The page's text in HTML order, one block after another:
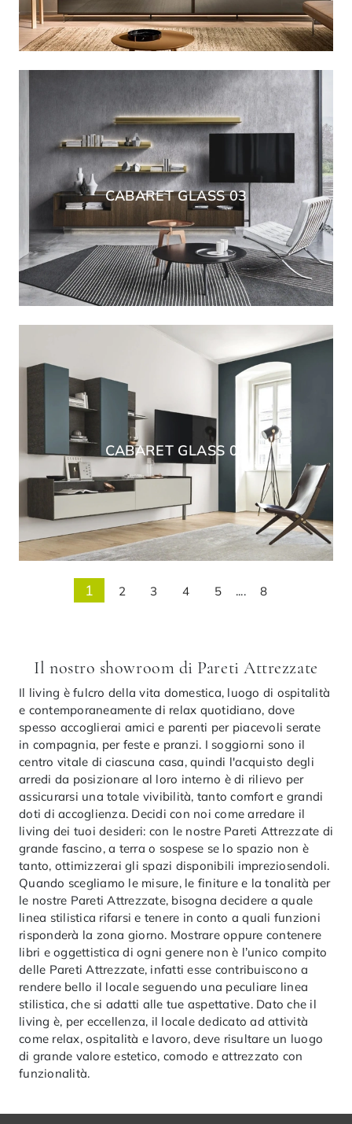
CABARET GLASS 03
CABARET GLASS 02
1 2 3 4 5 .... 8
Il nostro showroom di Pareti Attrezzate
Il living è fulcro della vita domestica, luogo di ospitalità
e contemporaneamente di relax quotidiano, dove
spesso accoglierai amici e parenti per piacevoli serate
in compagnia, per feste e pranzi. I soggiorni sono il
centro vitale di ciascuna casa, quindi l'acquisto degli
arredi da posizionare al loro interno è di rilievo per
assicurarsi una totale vivibilità, tanto comfort e grandi
doti di accoglienza. Decidi con noi come arredare il
living dei tuoi desideri: con le nostre Pareti Attrezzate di
grande fascino, a terra o sospese se lo spazio non è
tanto, ottimizzerai gli spazi disponibili impreziosendoli.
Quando scegliamo le misure, le finiture e la tonalità per
le nostre Pareti Attrezzate, bisogna decidere a quale
linea stilistica rifarsi e tenere in conto a quali funzioni
risponderà la zona giorno. Mostrare oppure contenere
libri e oggettistica di ogni genere non è l’unico compito
delle Pareti Attrezzate, infatti esse contribuiscono a
rendere bello il locale seguendo una peculiare linea
stilistica, che si adatti alle tue aspettative. Dato che il
living è, per eccellenza, il locale dedicato ad attività
come relax, ospitalità e lavoro, deve risultare un luogo
di grande valore estetico, comodo e attrezzato con
funzionalità.